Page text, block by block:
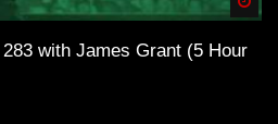
with James Grant (5 Hour